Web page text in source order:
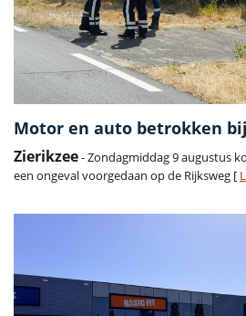
Motor en auto betrokken
Zierikzee- Zondagmiddag 9 augustus
een ongeval voorgedaan op de Rijksweg [